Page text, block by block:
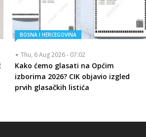
BOSNA I HERCEGOVINA
Thu, 6 Aug 2026 - 07:02
Kako ćemo glasati na Općim
izborima 2026? CIK objavio izgled
prvih glasačkih listića